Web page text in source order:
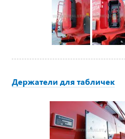
Держатели для табличек